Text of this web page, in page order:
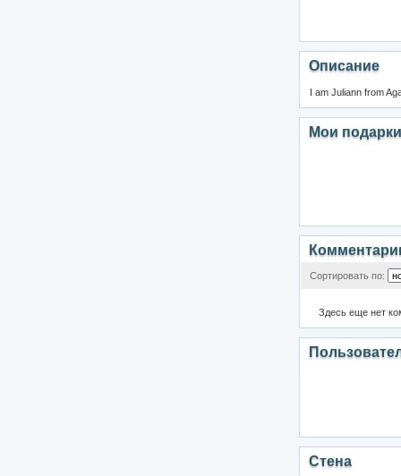
Описание
I am Juliann from
Мои подарки
Сортировать по:
Здесь еще нет
Стена